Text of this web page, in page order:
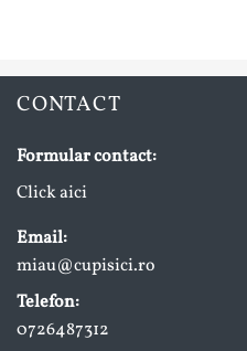
CONTACT
Formular contact:
Click aici
Email:
miau@cupisici.ro
Telefon:
0726487312